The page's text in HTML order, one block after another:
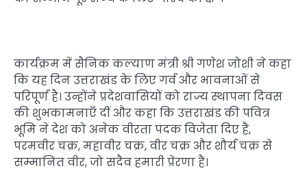
कार्यक्रम में सैनिक कल्याण मंत्री श्री गणेश जोशी ने कहा
कि यह दिन उत्तराखंड के लिए गर्व और भावनाओं से
परिपूर्ण है। उन्होंने प्रदेशवासियों को राज्य स्थापना दिवस
की शुभकामनाएँ दीं और कहा कि उत्तराखंड की पवित्र
भूमि ने देश को अनेक वीरता पदक विजेता दिए हैं,
परमवीर चक्र, महावीर चक्र, वीर चक्र और शौर्य चक्र से
सम्मानित वीर, जो सदैव हमारी प्रेरणा हैं।